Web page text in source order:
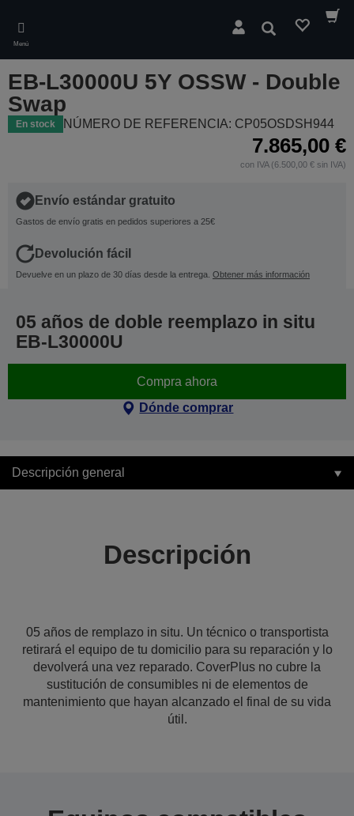
main
content
Menú
Buscar
EB-L30000U 5Y OSSW - Double
Swap
En stock NÚMERO DE REFERENCIA: CP05OSDSH944
7.865,00 €
con IVA (6.500,00 € sin IVA)
Envío estándar gratuito
Gastos de envío gratis en pedidos superiores a 25€
Devolución fácil
Devuelve en un plazo de 30 días desde la entrega. Obtener más información
05 años de doble reemplazo in situ
EB-L30000U
Compra ahora
Dónde comprar
Descripción general
Descripción
05 años de remplazo in situ. Un técnico o transportista
retirará el equipo de tu domicilio para su reparación y lo
devolverá una vez reparado. CoverPlus no cubre la
sustitución de consumibles ni de elementos de
mantenimiento que hayan alcanzado el final de su vida
útil.